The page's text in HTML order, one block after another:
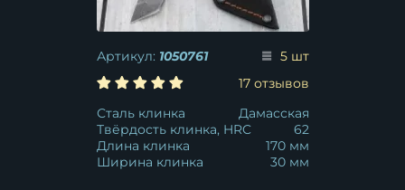
Артикул: 1050761
5 шт
17 отзывов
Сталь клинка
Дамасская
Твёрдость клинка, HRC
62
Длина клинка
170 мм
Ширина клинка
30 мм